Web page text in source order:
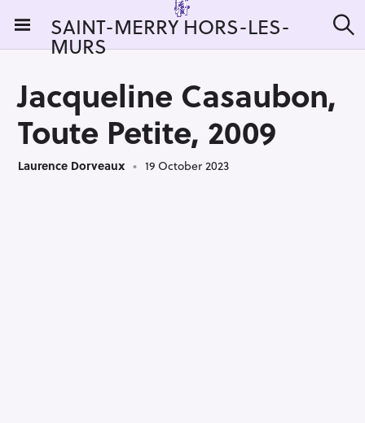
i
SAINT-MERRY HORS-LES-
MURS e
Jacqueline Casaubon,
Toute Petite, 2009
Laurence Dorveaux 19 October 2023